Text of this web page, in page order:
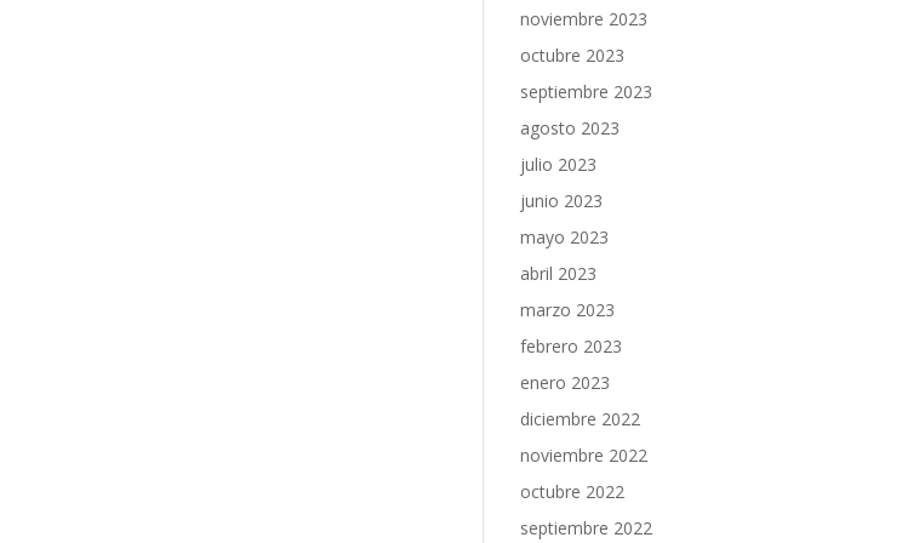
noviembre 2023
octubre 2023
septiembre 2023
agosto 2023
julio 2023
junio 2023
mayo 2023
abril 2023
marzo 2023
febrero 2023
enero 2023
diciembre 2022
noviembre 2022
octubre 2022
septiembre 2022